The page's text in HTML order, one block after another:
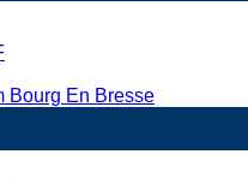
Bourg En Bresse